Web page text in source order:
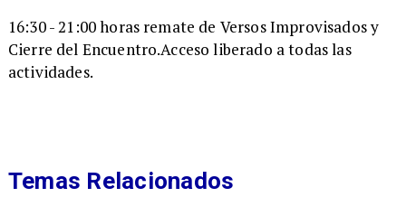
16:30 - 21:00 horas remate de Versos Improvisados y
Cierre del Encuentro.Acceso liberado a todas las
actividades.
Temas Relacionados